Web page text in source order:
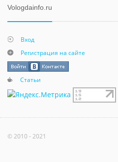
Vologdainfo.ru
Вход
Регистрация на сайте
Статьи
© 2010 - 2021